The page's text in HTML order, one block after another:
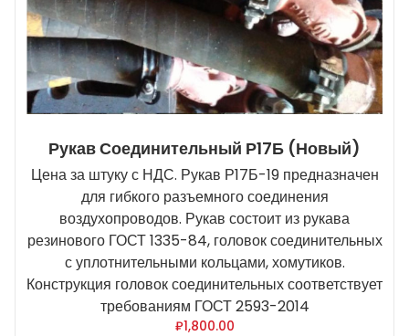
Рукав Соединительный Р17Б (новый)
Цена за штуку с НДС. Рукав Р17Б-19 предназначен
для гибкого разъемного соединения
воздухопроводов. Рукав состоит из рукава
резинового ГОСТ 1335-84, головок соединительных
с уплотнительными кольцами, хомутиков.
Конструкция головок соединительных соответствует
требованиям ГОСТ 2593-2014
₽1,800.00